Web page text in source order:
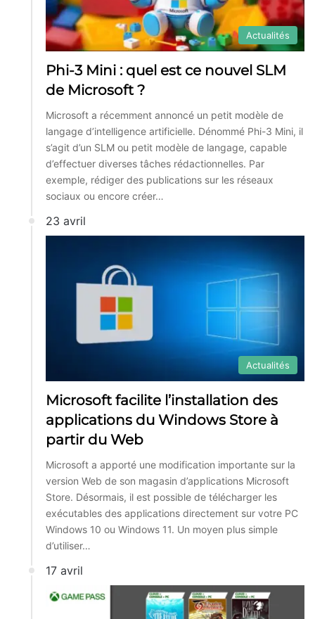
Actualités
Phi-3 Mini : quel est ce nouvel SLM
de Microsoft ?
Microsoft a récemment annoncé un petit modèle de
langage d’intelligence artificielle. Dénommé Phi-3 Mini, il
s’agit d’un SLM ou petit modèle de langage, capable
d’effectuer diverses tâches rédactionnelles. Par
exemple, rédiger des publications sur les réseaux
sociaux ou encore créer…
23 avril
Actualités
Microsoft facilite l’installation des
applications du Windows Store à
partir du Web
Microsoft a apporté une modification importante sur la
version Web de son magasin d’applications Microsoft
Store. Désormais, il est possible de télécharger les
exécutables des applications directement sur votre PC
Windows 10 ou Windows 11. Un moyen plus simple
d’utiliser…
17 avril